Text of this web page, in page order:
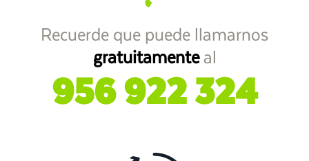
Recuerde que puede llamarnos
gratuitamenteal
956 922 324